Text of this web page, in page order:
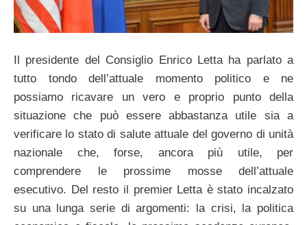
Il presidente del Consiglio Enrico Letta ha parlato a
tutto tondo dell’attuale momento politico e ne
possiamo ricavare un vero e proprio punto della
situazione che può essere abbastanza utile sia a
verificare lo stato di salute attuale del governo di unità
nazionale che, forse, ancora più utile, per
comprendere le prossime mosse dell’attuale
esecutivo. Del resto il premier Letta è stato incalzato
su una lunga serie di argomenti: la crisi, la politica